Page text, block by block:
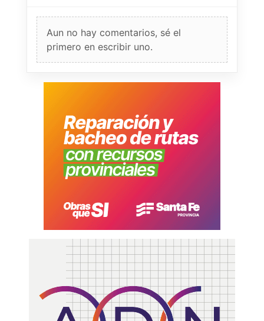
Aun no hay comentarios, sé el
primero en escribir uno.